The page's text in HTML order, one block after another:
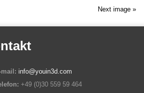
Next image »
mail: info@youin3d.com
+49 (0)30 559 59 464